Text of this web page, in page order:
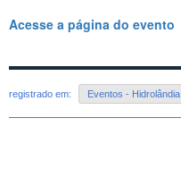
Acesse a página do evento
registrado em: Eventos - Hidrolândia